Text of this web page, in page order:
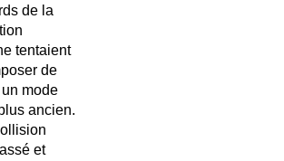
de la
tentaient
de
mode
ancien.
et